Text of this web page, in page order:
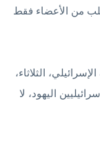
من الأعضاء فقط
الثلاثاء،
و57 بالمئة من الإسرائيليين اليهود، لا